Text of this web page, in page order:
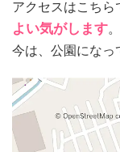
アクセスはこちら
よい気がします。
今は、公園になっ